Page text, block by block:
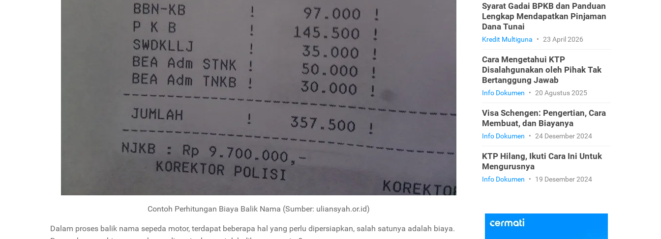
Contoh Perhitungan Biaya Balik Nama (Sumber: uliansyah.or.id)
Dalam proses balik nama sepeda motor, terdapat beberapa hal yang perlu dipersiapkan, salah satunya adalah biaya.
Syarat Gadai BPKB dan Panduan
Lengkap Mendapatkan Pinjaman
Dana Tunai
Kredit Multiguna • 23 April 2026
Cara Mengetahui KTP
Disalahgunakan oleh Pihak Tak
Bertanggung Jawab
Info Dokumen • 20 Agustus 2025
Visa Schengen: Pengertian, Cara
Membuat, dan Biayanya
Info Dokumen • 24 Desember 2024
KTP Hilang, Ikuti Cara Ini Untuk
Mengurusnya
Info Dokumen • 19 Desember 2024